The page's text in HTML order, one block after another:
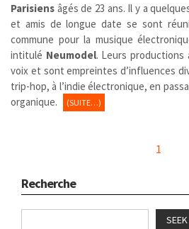
Parisiens âgés de 23 ans. Il y a
et amis de longue date se sont
commune pour la musique
intitulé Neumodel. Leurs
voix et sont empreintes d’influences
trip-hop, à l’indie électronique, en
organique.
(SUITE…)
1
Recherche
SEEK